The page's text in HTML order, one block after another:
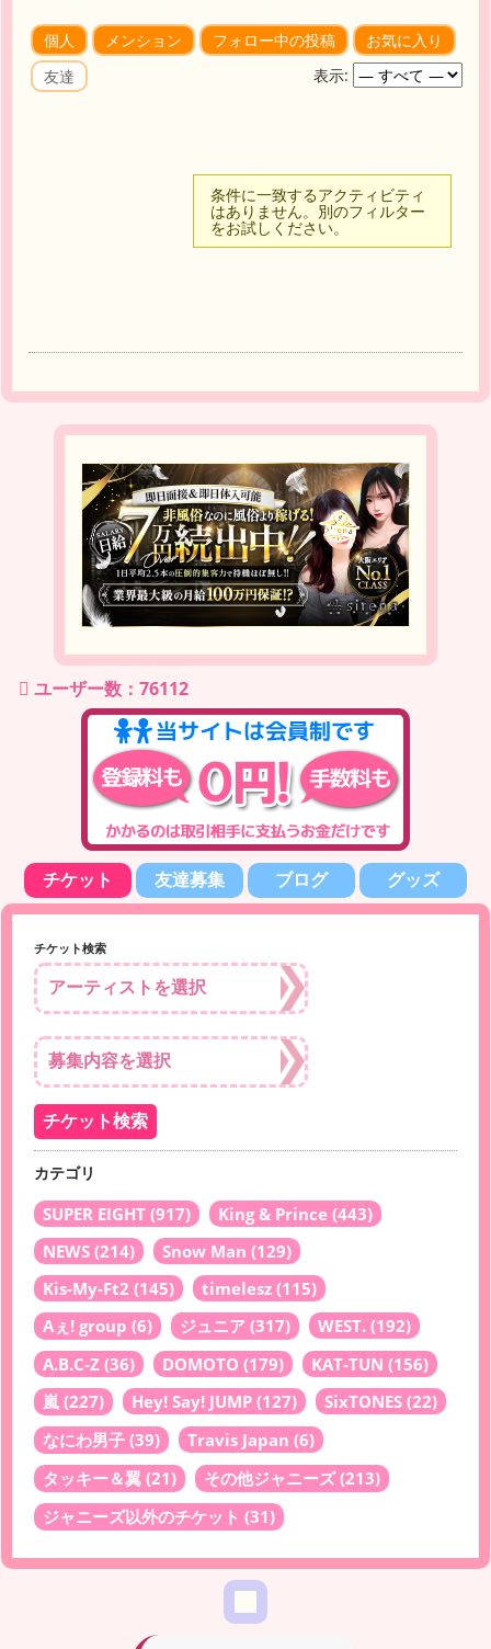
個人 メンション フォロー中の投稿
お気に入り
友達
表示:
条件に一致するアクティビティ
はありません。別のフィルター
をお試しください。
ユーザー数：76112
チケット 友達募集 ブログ グッズ
チケット検索
カテゴリ
SUPER EIGHT (917) King & Prince (443)
NEWS (214) Snow Man (129)
Kis-My-Ft2 (145) timelesz (115)
Aぇ! group (6) ジュニア (317) WEST. (192)
A.B.C-Z (36) DOMOTO (179) KAT-TUN (156)
嵐 (227) Hey! Say! JUMP (127) SixTONES (22)
なにわ男子 (39) Travis Japan (6)
タッキー＆翼 (21) その他ジャニーズ(213)
ジャニーズ以外のチケット (31)